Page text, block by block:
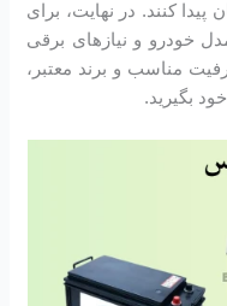
کنند. در نهایت، برای
خودرو و نیازهای برقی
مناسب و برند معتبر،
بگیرید.